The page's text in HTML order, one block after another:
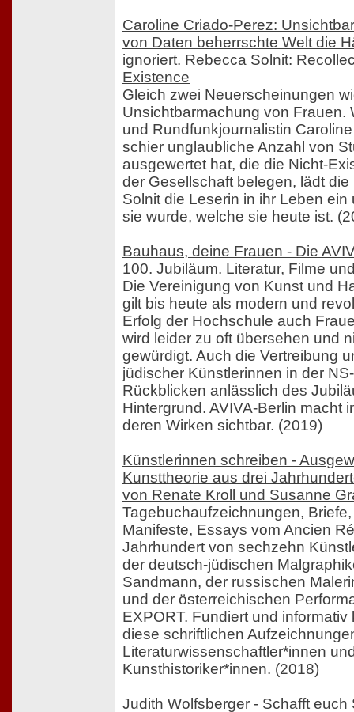
Caroline Criado-Perez:
von Daten beherrschte Welt die
ignoriert. Rebecca Solnit:
Existence
Gleich zwei Neuerscheinungen
Unsichtbarmachung von Frauen.
und Rundfunkjournalistin
schier unglaubliche Anzahl von
ausgewertet hat, die die Nicht-
der Gesellschaft belegen, lädt
Solnit die Leserin in ihr Leben
sie wurde, welche sie heute ist.
Bauhaus, deine Frauen - Die
100. Jubiläum. Literatur, Filme
Die Vereinigung von Kunst und
gilt bis heute als modern und
Erfolg der Hochschule auch
wird leider zu oft übersehen und
gewürdigt. Auch die Vertreibung
jüdischer Künstlerinnen in der
Rückblicken anlässlich des
Hintergrund. AVIVA-Berlin macht
deren Wirken sichtbar. (2019)
Künstlerinnen schreiben -
Kunsttheorie aus drei
von Renate Kroll und Susanne
Tagebuchaufzeichnungen,
Manifeste, Essays vom Ancien
Jahrhundert von sechzehn
der deutsch-jüdischen
Sandmann, der russischen
und der österreichischen
EXPORT. Fundiert und
diese schriftlichen
Literaturwissenschaftler*innen
Kunsthistoriker*innen. (2018)
Judith Wolfsberger - Schafft euch